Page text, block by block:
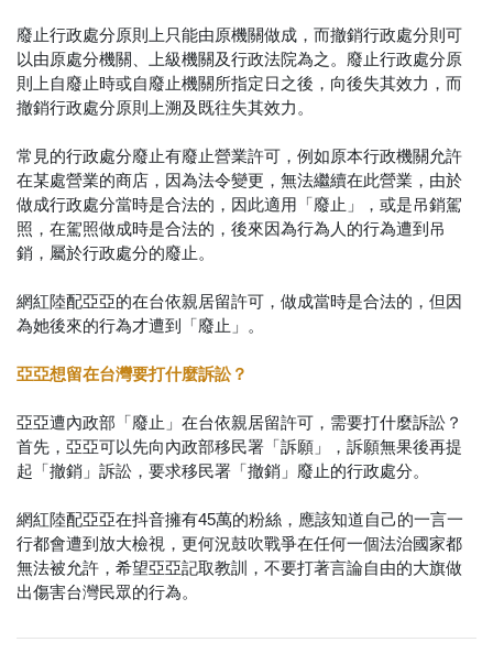
廢止行政處分原則上只能由原機關做成，而撤銷行政處分則可
以由原處分機關、上級機關及行政法院為之。廢止行政處分原
則上自廢止時或自廢止機關所指定日之後，向後失其效力，而
撤銷行政處分原則上溯及既往失其效力。
常見的行政處分廢止有廢止營業許可，例如原本行政機關允許
在某處營業的商店，因為法令變更，無法繼續在此營業，由於
做成行政處分當時是合法的，因此適用「廢止」，或是吊銷駕
照，在駕照做成時是合法的，後來因為行為人的行為遭到吊
銷，屬於行政處分的廢止。
網紅陸配亞亞的在台依親居留許可，做成當時是合法的，但因
為她後來的行為才遭到「廢止」。
亞亞想留在台灣要打什麼訴訟？
亞亞遭內政部「廢止」在台依親居留許可，需要打什麼訴訟？
首先，亞亞可以先向內政部移民署「訴願」，訴願無果後再提
起「撤銷」訴訟，要求移民署「撤銷」廢止的行政處分。
網紅陸配亞亞在抖音擁有45萬的粉絲，應該知道自己的一言一
行都會遭到放大檢視，更何況鼓吹戰爭在任何一個法治國家都
無法被允許，希望亞亞記取教訓，不要打著言論自由的大旗做
出傷害台灣民眾的行為。